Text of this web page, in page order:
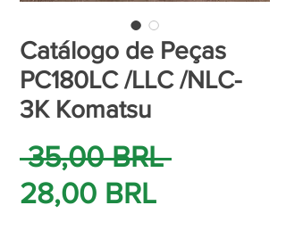
Catálogo de Peças
PC180LC /LLC /NLC-
3K Komatsu
35,00 BRL Precio
28,00 BRLPrecio